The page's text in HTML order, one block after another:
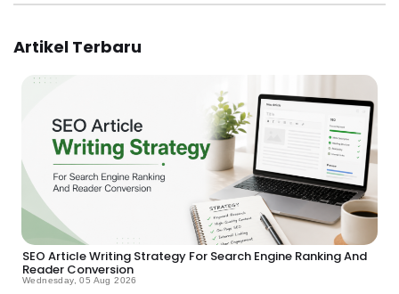
Artikel Terbaru
SEO Article Writing Strategy For Search Engine Ranking And
Reader Conversion
Wednesday, 05 Aug 2026